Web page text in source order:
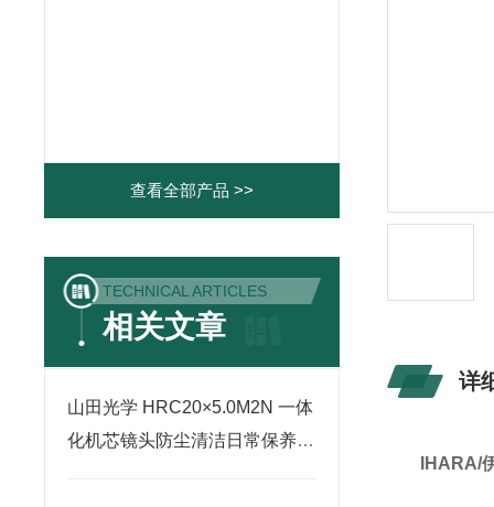
查看全部产品 >>
TECHNICAL ARTICLES
相关文章
山田光学 HRC20×5.0M2N 一体
化机芯镜头防尘清洁日常保养方
详
IHARA/